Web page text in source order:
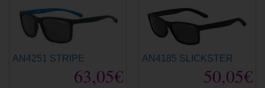
AN4251 STRIPE
63,05€
AN4185 SLICKSTER
50,05€